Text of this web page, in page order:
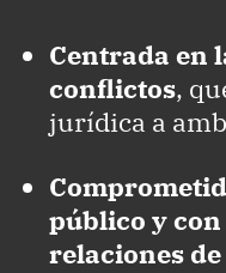
Centrada en
conflictos,
jurídica a
público y
relaciones